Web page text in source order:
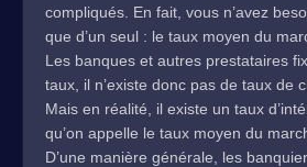
compliqués. En fait, vous n’avez
que d’un seul : le taux moyen du
Les banques et autres prestataires
taux, il n’existe donc pas de taux de
Mais en réalité, il existe un taux
qu’on appelle le taux moyen du
D’une manière générale, les